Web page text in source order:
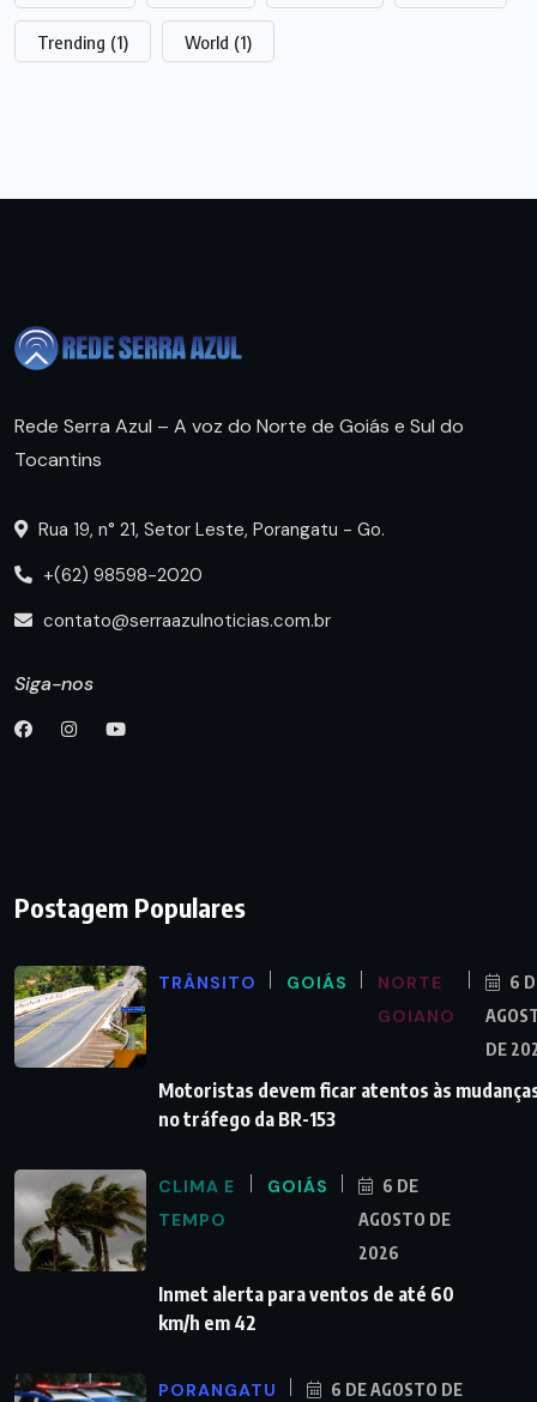
Trending (1) World (1)
Rede Serra Azul – A voz do Norte de Goiás e Sul do
Tocantins
Rua 19, n° 21, Setor Leste, Porangatu - Go.
+(62) 98598-2020
contato@serraazulnoticias.com.br
Siga-nos
Postagem Populares
TRÂNSITO GOIÁS
NORTE
GOIANO
6
DE
Motoristas devem ficar atentos às
no tráfego da BR-153
CLIMA E
TEMPO
GOIÁS
6 DE
AGOSTO DE
2026
Inmet alerta para ventos de até 60
km/h em 42
PORANGATU
6 DE AGOSTO DE